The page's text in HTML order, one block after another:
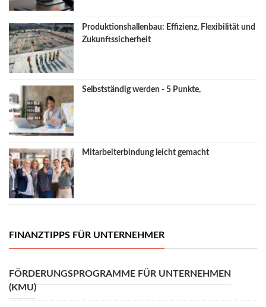
Produktionshallenbau: Effizienz, Flexibilität und
Zukunftssicherheit
Selbstständig werden - 5 Punkte,
Mitarbeiterbindung leicht gemacht
FINANZTIPPS FÜR UNTERNEHMER
FÖRDERUNGSPROGRAMME FÜR UNTERNEHMEN
(KMU)